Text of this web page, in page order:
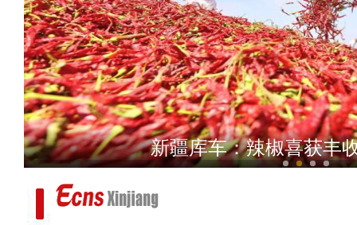
新疆库车：大龙池碧波
（高质量发展调研行）新疆